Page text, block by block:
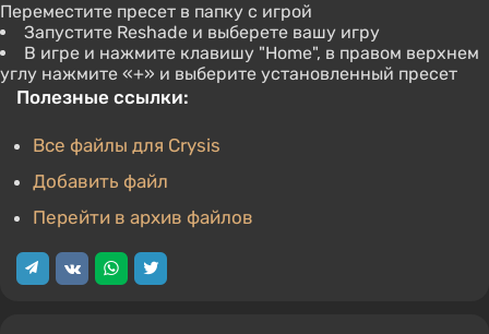
Переместите пресет в папку с игрой
Запустите Reshade и выберете вашу игру
В игре и нажмите клавишу "Home", в правом верхнем
углу нажмите «+» и выберите установленный пресет
Полезные ссылки:
Все файлы для Crysis
Добавить файл
Перейти в архив файлов